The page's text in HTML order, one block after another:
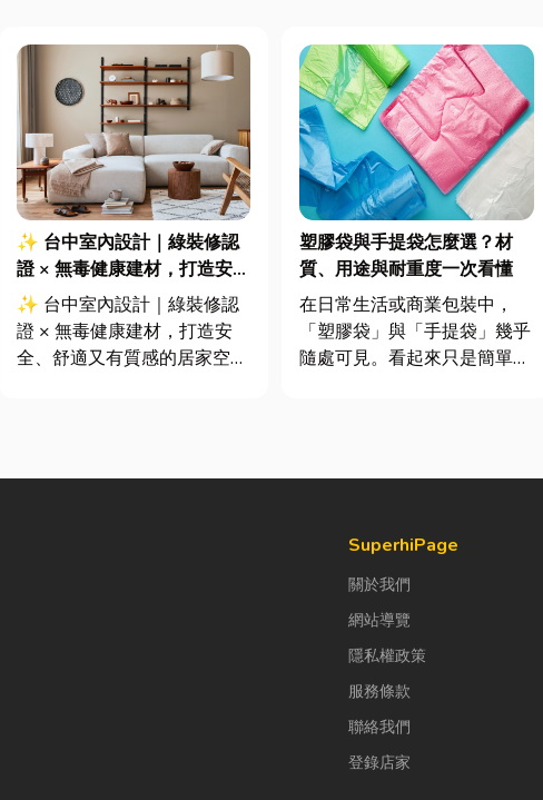
✨ 台中室內設計｜綠裝修認
證 × 無毒健康建材，打造安
全、舒適又有質感的居家空間
✨ 台中室內設計｜綠裝修認
證 × 無毒健康建材，打造安
全、舒適又有質感的居家空間
塑膠袋與手提袋怎麼選？材
質、用途與耐重度一次看懂
在日常生活或商業包裝中，
「塑膠袋」與「手提袋」幾乎
隨處可見。看起來只是簡單的
提袋的...SuperhiPage
關於我們
網站導覽
隱私權政策
服務條款
聯絡我們
登錄店家